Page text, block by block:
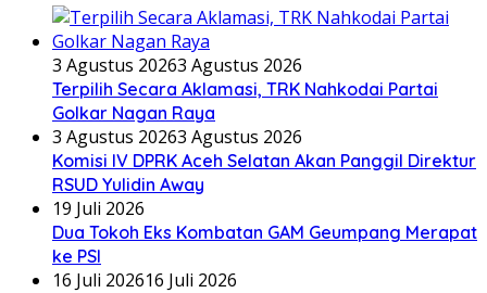
3 Agustus 20263 Agustus 2026
Terpilih Secara Aklamasi, TRK Nahkodai Partai
Golkar Nagan Raya
3 Agustus 20263 Agustus 2026
Komisi IV DPRK Aceh Selatan Akan Panggil Direktur
RSUD Yulidin Away
19 Juli 2026
Dua Tokoh Eks Kombatan GAM Geumpang Merapat
ke PSI
16 Juli 202616 Juli 2026